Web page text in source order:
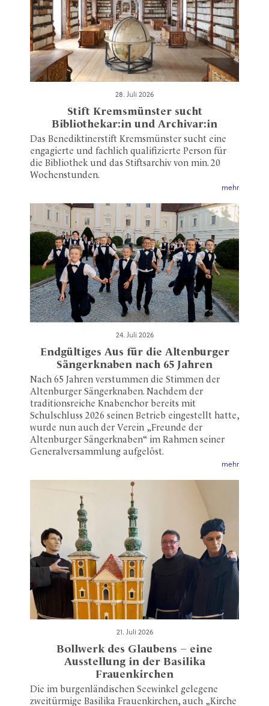
28. Juli 2026
Stift Kremsmünster sucht
Bibliothekar:in und Archivar:in
Das Benediktinerstift Kremsmünster sucht eine
engagierte und fachlich qualifizierte Person für
die Bibliothek und das Stiftsarchiv von min. 20
Wochenstunden.
mehr
24. Juli 2026
Endgültiges Aus für die Altenburger
Sängerknaben nach 65 Jahren
Nach 65 Jahren verstummen die Stimmen der
Altenburger Sängerknaben. Nachdem der
traditionsreiche Knabenchor bereits mit
Schulschluss 2026 seinen Betrieb eingestellt hatte,
wurde nun auch der Verein „Freunde der
Altenburger Sängerknaben“ im Rahmen seiner
Generalversammlung aufgelöst.
mehr
21. Juli 2026
Bollwerk des Glaubens – eine
Ausstellung in der Basilika
Frauenkirchen
Die im burgenländischen Seewinkel gelegene
zweitürmige Basilika Frauenkirchen, auch „Kirche